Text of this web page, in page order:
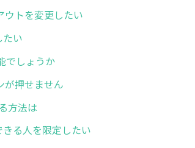
ウトを変更したい
たい
でしょうか
が押せません
方法は
きる人を限定したい